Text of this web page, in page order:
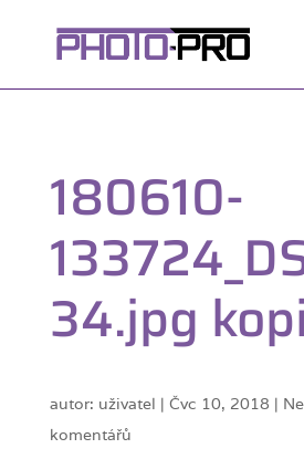
180610-
34.jpg
autor: uživatel | Čvc 10, 2018 |
komentářů